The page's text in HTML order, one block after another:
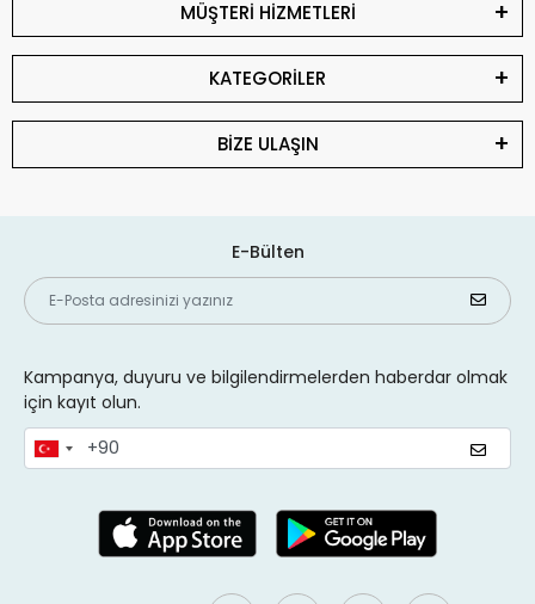
MÜŞTERİ HİZMETLERİ
KATEGORİLER
BİZE ULAŞIN
E-Bülten
Kampanya, duyuru ve bilgilendirmelerden haberdar olmak
için kayıt olun.